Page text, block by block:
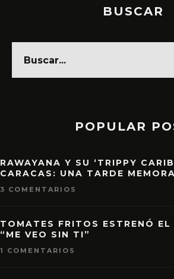
BUSCAR
POPULAR
RAWAYANA Y SU ‘TRIPPY
CARACAS: UNA TARDE
3 COMENTARIOS
TOMATES FRITOS ESTRENÓ
“ME VEO SIN TI”
1 COMENTARIOS